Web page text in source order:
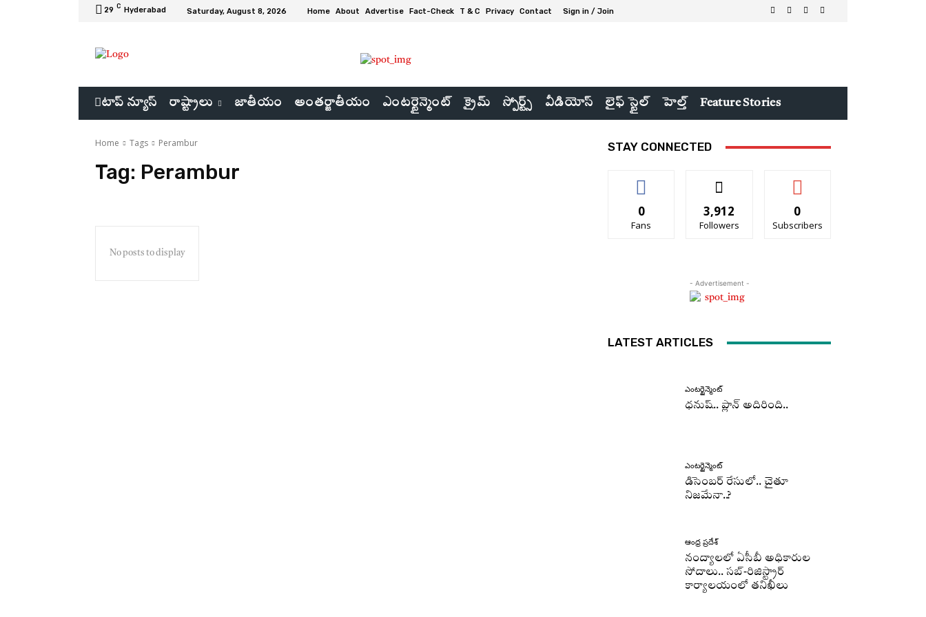
29 C Hyderabad Saturday, August 8, 2026 Home About Advertise Fact-Check T & C Privacy Contact Sign in / Join
టాప్ న్యూస్ రాష్ట్రాలు జాతీయం అంతర్జాతీయం ఎంటర్టైన్మెంట్ క్రైమ్ స్పోర్ట్స్ వీడియోస్ లైఫ్ స్టైల్ హెల్త్ Feature Stories
Home Tags Perambur
Tag: Perambur
No posts to display
STAY CONNECTED
0
Fans
3,912
Followers
0
Subscribers
- Advertisement -
LATEST ARTICLES
ఎంటర్టైన్మెంట్
ధనుష్‌.. ప్లాన్ అదిరింది..
ఎంటర్టైన్మెంట్
డిసెంబర్ రేసులో.. చైతూ
నిజమేనా..?
ఆంధ్ర ప్రదేశ్
నంద్యాలలో ఏసీబీ అధికారుల
సోదాలు.. సబ్-రిజిస్ట్రార్
కార్యాలయంలో తనిఖీలు